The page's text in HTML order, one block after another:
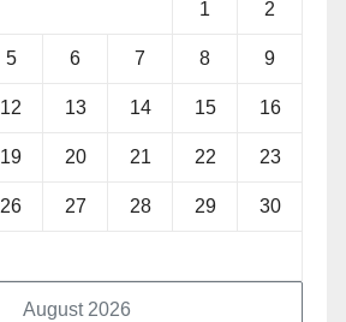
August 2026
1 2
5 6 7 8 9
12 13 14 15 16
19 20 21 22 23
26 27 28 29 30